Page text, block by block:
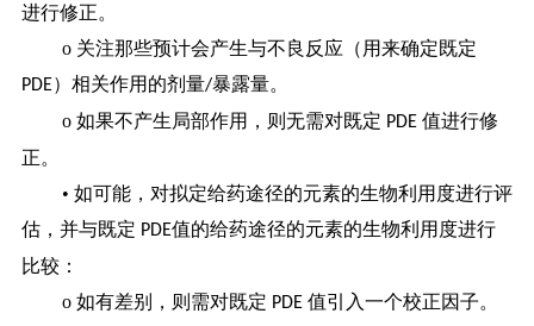
进行修正。
ο 关注那些预计会产生与不良反应（用来确定既定
PDE）相关作用的剂量/暴露量。
ο 如果不产生局部作用，则无需对既定 PDE 值进行修
正。
• 如可能，对拟定给药途径的元素的生物利用度进行评
估，并与既定 PDE值的给药途径的元素的生物利用度进行
比较：
ο 如有差别，则需对既定 PDE 值引入一个校正因子。